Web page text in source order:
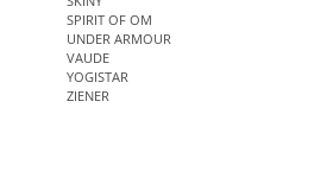
SPIRIT OF OM
UNDER ARMOUR
VAUDE
YOGISTAR
ZIENER